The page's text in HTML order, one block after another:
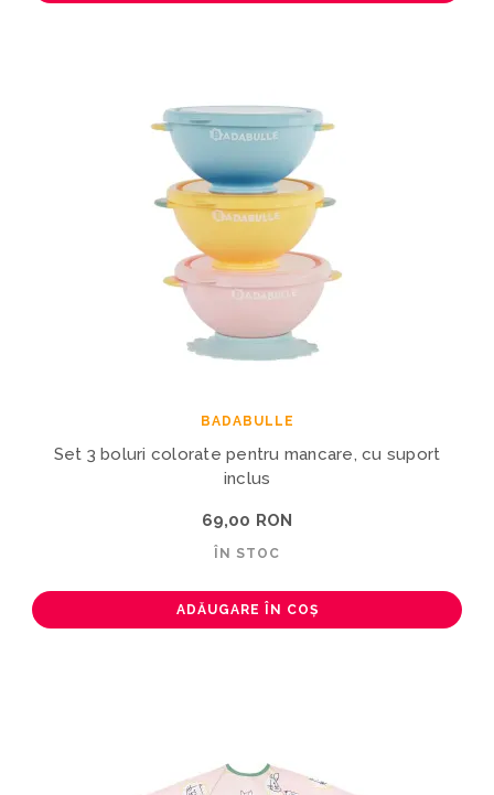
BADABULLE
Set 3 boluri colorate pentru mancare, cu suport
inclus
69,00 RON
ÎN STOC
ADĂUGARE ÎN COȘ